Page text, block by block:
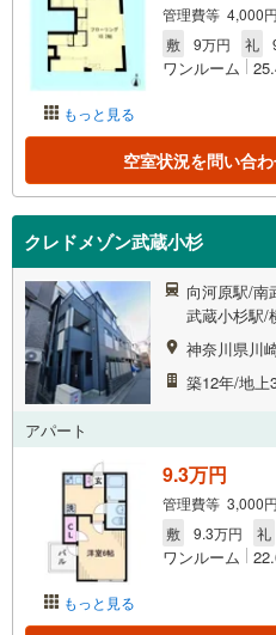
もっと見る
管理費等 4,000円
敷
9万円 礼
ワンルーム
空室状況を問い合
クレドメゾン武蔵小杉
向河原駅/南
武蔵小杉駅/
神奈川県川
築12年/地上
アパート
もっと見る
9.3万円
管理費等 3,000円
敷
9.3万円 礼
ワンルーム